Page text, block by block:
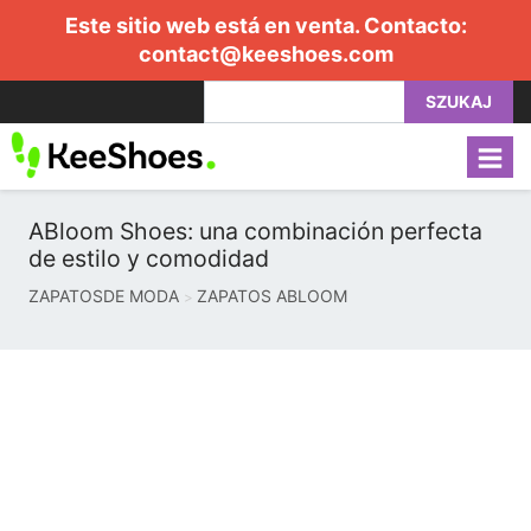
Este sitio web está en venta. Contacto:
contact@keeshoes.com
SZUKAJ
ABloom Shoes: una combinación perfecta
de estilo y comodidad
ZAPATOSDE MODA ZAPATOS ABLOOM